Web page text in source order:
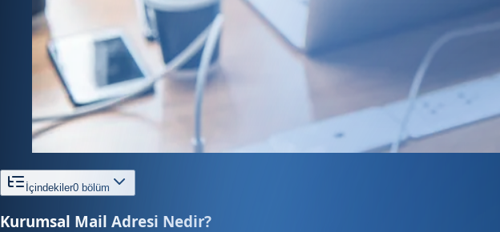
İçindekiler0 bölüm
Kurumsal Mail Adresi Nedir?